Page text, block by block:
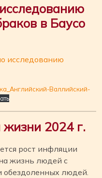
в Баусо
исследованию
Валлийский-
жизни 2024 г.
рост инфляции
жизнь людей с
обездоленных людей.